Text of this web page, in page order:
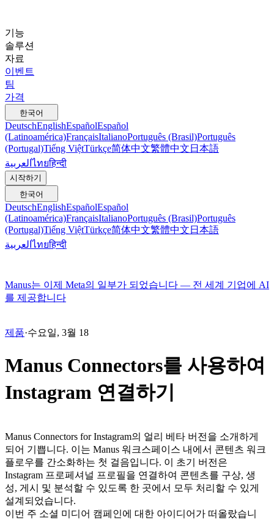
기능
솔루션
자료
이벤트
팀
가격
한국어
DeutschEnglishEspañolEspañol
(Latinoamérica)FrançaisItalianoPortuguês (Brasil)Português
(Portugal)Tiếng ViệtTürkçe简体中文繁體中文 日本語
العربيةไทยहिन्दी
시작하기
한국어
DeutschEnglishEspañolEspañol
(Latinoamérica)FrançaisItalianoPortuguês (Brasil)Português
(Portugal)Tiếng ViệtTürkçe简体中文繁體中文 日本語
العربيةไทยहिन्दी
Manus는 이제 Meta의 일부가 되었습니다 — 전 세계 기업에 AI
를 제공합니다
제품·수요일, 3월 18
Manus Connectors를 사용하여
Instagram 연결하기
Manus Connectors for Instagram의 얼리 베타 버전을 소개하게
되어 기쁩니다. 이는 Manus 워크스페이스 내에서 콘텐츠 워크
플로우를 간소화하는 첫 걸음입니다. 이 초기 버전은
Instagram 프로페셔널 프로필을 연결하여 콘텐츠를 구상, 생
성, 게시 및 분석할 수 있도록 한 곳에서 모두 처리할 수 있게
설계되었습니다.
이번 주 소셜 미디어 캠페인에 대한 아이디어가 떠올랐습니